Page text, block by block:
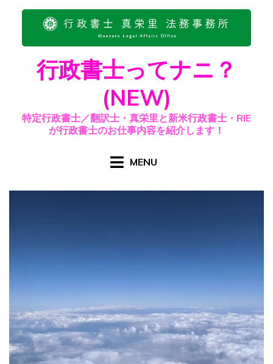
行政書士ってナニ？
(NEW)
特定行政書士／翻訳士・真栄里と新米行政書士・RIE
が行政書士のお仕事内容を紹介します！
MENU